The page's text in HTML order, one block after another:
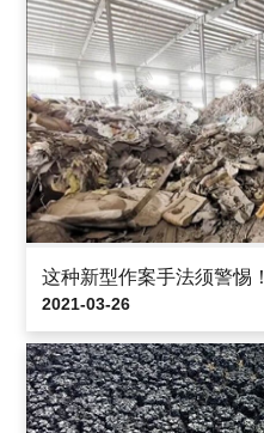
这种新型作案手法须警惕！
2021-03-26